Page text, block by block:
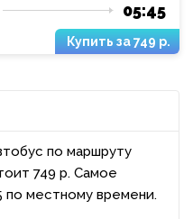
05:45
749 р.
по маршруту
749 р. Самое
по местному времени.